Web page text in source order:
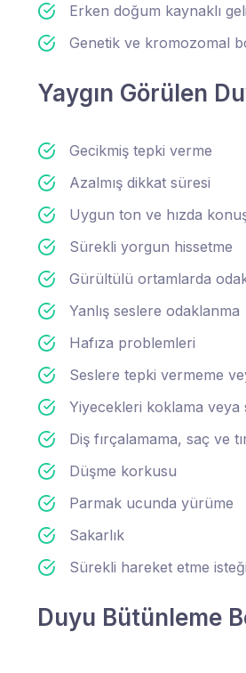
Erken doğum kaynaklı
Genetik ve kromozomal
Yaygın Görülen
Gecikmiş tepki verme
Azalmış dikkat süresi
Uygun ton ve hızda
Sürekli yorgun hissetme
Gürültülü ortamlarda
Yanlış seslere odaklanma
Hafıza problemleri
Seslere tepki vermeme
Yiyecekleri koklama veya
Diş fırçalamama, saç ve
Düşme korkusu
Parmak ucunda yürüme
Sakarlık
Sürekli hareket etme isteği
Duyu Bütünleme